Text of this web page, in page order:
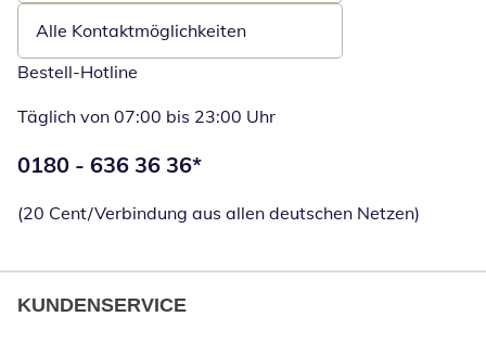
Alle Kontaktmöglichkeiten
Bestell-Hotline
Täglich von 07:00 bis 23:00 Uhr
Telefonnummer:
0180 - 636 36 36*
(20 Cent/Verbindung aus allen deutschen Netzen)
KUNDENSERVICE